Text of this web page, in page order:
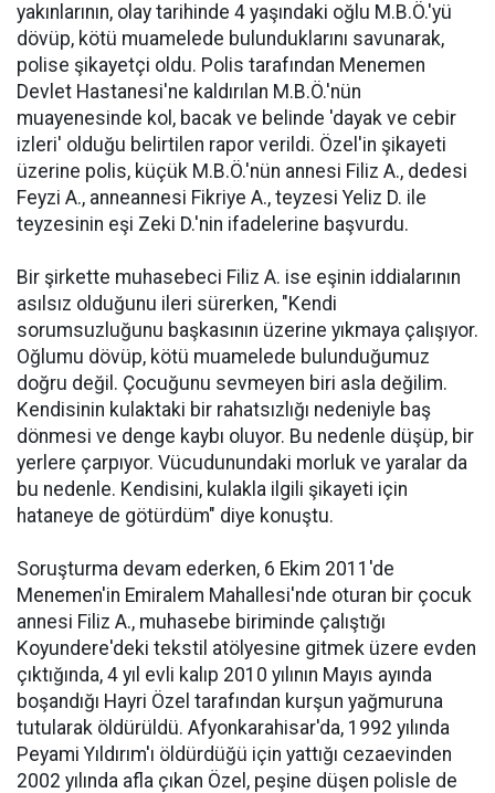
yakınlarının, olay tarihinde 4 yaşındaki oğlu M.B.Ö.'yü
dövüp, kötü muamelede bulunduklarını savunarak,
polise şikayetçi oldu. Polis tarafından Menemen
Devlet Hastanesi'ne kaldırılan M.B.Ö.'nün
muayenesinde kol, bacak ve belinde 'dayak ve cebir
izleri' olduğu belirtilen rapor verildi. Özel'in şikayeti
üzerine polis, küçük M.B.Ö.'nün annesi Filiz A., dedesi
Feyzi A., anneannesi Fikriye A., teyzesi Yeliz D. ile
teyzesinin eşi Zeki D.'nin ifadelerine başvurdu.
Bir şirkette muhasebeci Filiz A. ise eşinin iddialarının
asılsız olduğunu ileri sürerken, "Kendi
sorumsuzluğunu başkasının üzerine yıkmaya çalışıyor.
Oğlumu dövüp, kötü muamelede bulunduğumuz
doğru değil. Çocuğunu sevmeyen biri asla değilim.
Kendisinin kulaktaki bir rahatsızlığı nedeniyle baş
dönmesi ve denge kaybı oluyor. Bu nedenle düşüp, bir
yerlere çarpıyor. Vücudunundaki morluk ve yaralar da
bu nedenle. Kendisini, kulakla ilgili şikayeti için
hataneye de götürdüm" diye konuştu.
Soruşturma devam ederken, 6 Ekim 2011'de
Menemen'in Emiralem Mahallesi'nde oturan bir çocuk
annesi Filiz A., muhasebe biriminde çalıştığı
Koyundere'deki tekstil atölyesine gitmek üzere evden
çıktığında, 4 yıl evli kalıp 2010 yılının Mayıs ayında
boşandığı Hayri Özel tarafından kurşun yağmuruna
tutularak öldürüldü. Afyonkarahisar'da, 1992 yılında
Peyami Yıldırım'ı öldürdüğü için yattığı cezaevinden
2002 yılında afla çıkan Özel, peşine düşen polisle de